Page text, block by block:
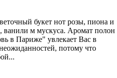
букет нот розы, пиона и
ванили м мускуса. Аромат полон
в Париже" увлекает Вас в
потому что